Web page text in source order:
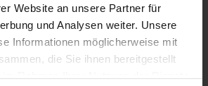
Website an unsere Partner für
und Analysen weiter. Unsere
Informationen möglicherweise mit
die Sie ihnen bereitgestellt
Rahmen Ihrer Nutzung der Dienste